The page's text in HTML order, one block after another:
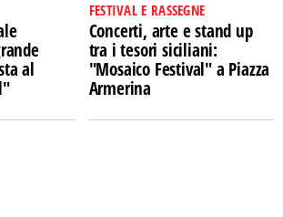
al
FESTIVAL E RASSEGNE
Concerti, arte e stand up
tra i tesori siciliani:
"Mosaico Festival" a Piazza
Armerina